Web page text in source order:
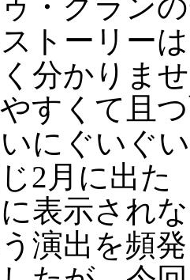
トーリー
分かりま
すくて且
にぐいぐ
2月に出た
に表示され
演出を頻